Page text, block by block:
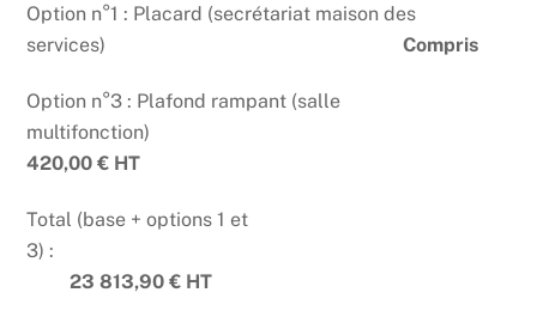
Option n°1 : Placard (secrétariat maison des
services)Compris
Option n°3 : Plafond rampant (salle
multifonction)
420,00 € HT
Total (base + options 1 et
3) :
23 813,90 € HT